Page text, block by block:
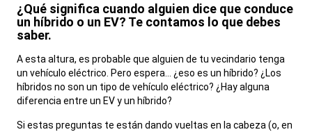
¿Qué significa cuando alguien dice que conduce
un híbrido o un EV? Te contamos lo que debes
saber.
A esta altura, es probable que alguien de tu vecindario tenga
un vehículo eléctrico. Pero espera… ¿eso es un híbrido? ¿Los
híbridos no son un tipo de vehículo eléctrico? ¿Hay alguna
diferencia entre un EV y un híbrido?
Si estas preguntas te están dando vueltas en la cabeza (o, en